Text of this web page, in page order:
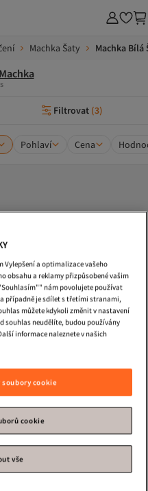
Machka Šaty Machka Bílá
Machka
Filtrovat (3)
Pohlaví Cena
Vylepšení a optimalizace vašeho
obsahu a reklamy přizpůsobené vašim
nám povolujete používat
případně je sdílet s třetími stranami,
můžete kdykoli změnit v nastavení
souhlas neudělíte, budou používány
informace naleznete v našich
soubory cookie
cookie
vše